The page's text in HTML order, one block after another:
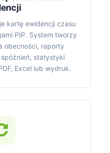
kartę ewidencji czasu
PIP. System tworzy
obecności, raporty
statystyki
Excel lub wydruk.